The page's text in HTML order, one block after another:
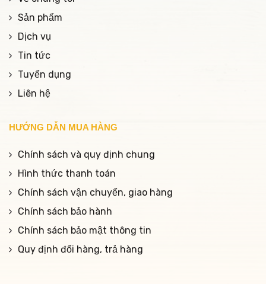
Sản phẩm
Dịch vụ
Tin tức
Tuyển dụng
Liên hệ
HƯỚNG DẪN MUA HÀNG
Chính sách và quy định chung
Hình thức thanh toán
Chính sách vận chuyển, giao hàng
Chính sách bảo hành
Chính sách bảo mật thông tin
Quy định đổi hàng, trả hàng